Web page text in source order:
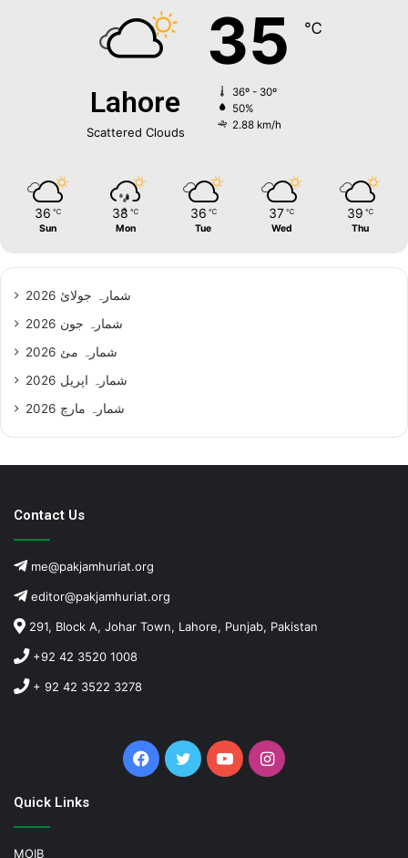
Lahore
Scattered Clouds
35 ℃
36º - 30º
50%
2.88 km/h
36 ℃
Sun
38 ℃
Mon
36 ℃
Tue
37 ℃
Wed
39 ℃
Thu
شمارہ جولائ 2026
شمارہ جون 2026
شمارہ مئ 2026
شمارہ اپریل 2026
شمارہ مارچ 2026
Contact Us
me@pakjamhuriat.org
editor@pakjamhuriat.org
291, Block A, Johar Town, Lahore, Punjab, Pakistan
+92 42 3520 1008
+ 92 42 3522 3278
Facebook
TwitterYouTubeInstagram
Quick Links
MOIB